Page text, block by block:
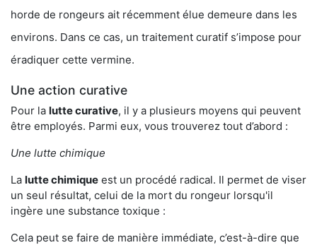
horde de rongeurs ait récemment élue demeure dans les
environs. Dans ce cas, un traitement curatif s’impose pour
éradiquer cette vermine.
Une action curative
Pour la lutte curative, il y a plusieurs moyens qui peuvent
être employés. Parmi eux, vous trouverez tout d’abord :
Une lutte chimique
La lutte chimique est un procédé radical. Il permet de viser
un seul résultat, celui de la mort du rongeur lorsqu'il
ingère une substance toxique :
Cela peut se faire de manière immédiate, c’est-à-dire que